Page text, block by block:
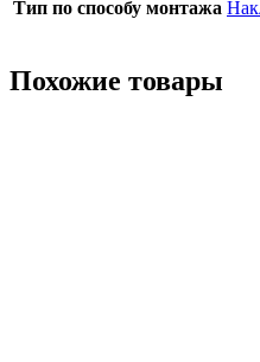
Тип по способу монтажа
Похожие товары